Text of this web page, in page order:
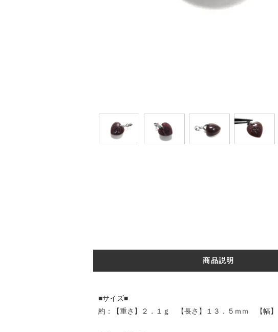
商品説明
■サイズ■
約：【重さ】２．１ｇ 【長さ】１３．５ｍｍ 【幅